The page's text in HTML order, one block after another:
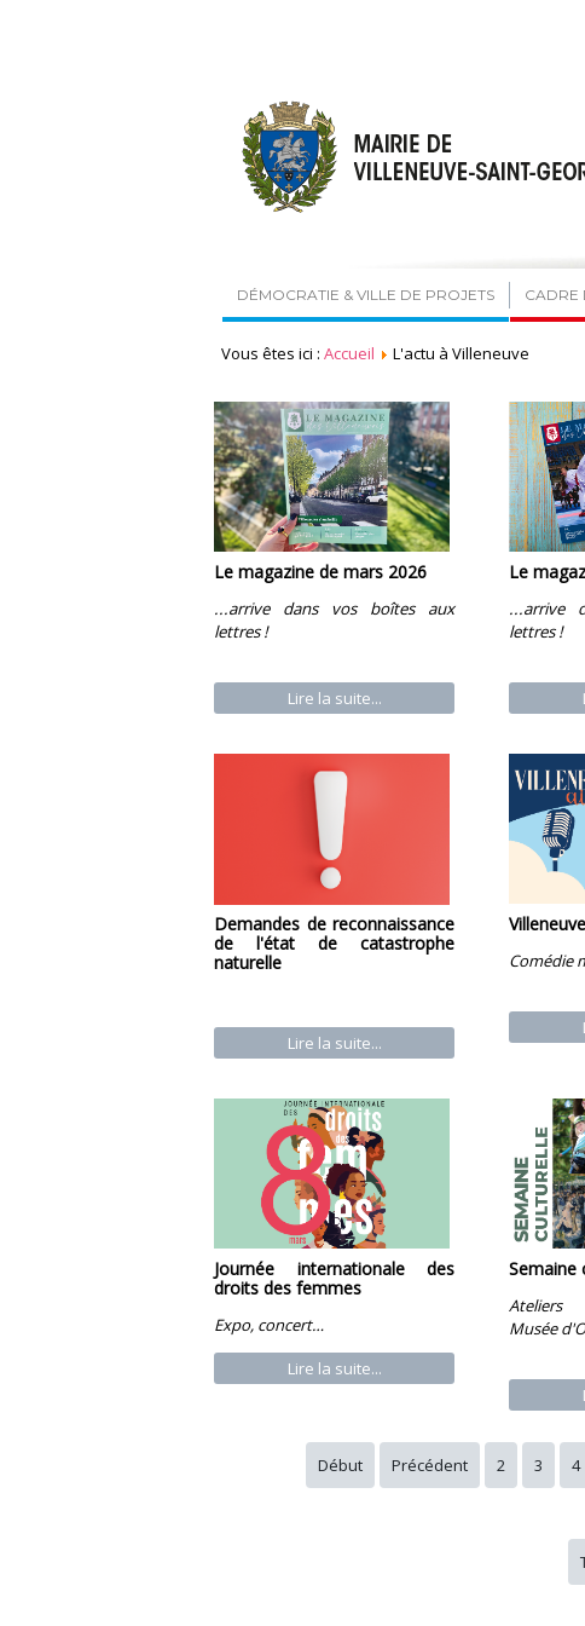
DÉMOCRATIE & VILLE DE PROJETS CADRE
Vous êtes ici : Accueil L'actu à Villeneuve
Le magazine de mars 2026
...arrive dans vos boîtes aux
lettres !
Lire la suite...
Le
...arrive
lettres !
Demandes de reconnaissance
de l'état de catastrophe
naturelle
Lire la suite...
Comédie
Journée internationale des
droits des femmes
Expo, concert…
Lire la suite...
Semaine
Musée
Début Précédent 2 3 4